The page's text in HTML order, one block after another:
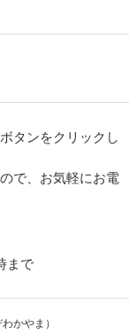
タンをクリックし
で、お気軽にお電
まで
かやま）